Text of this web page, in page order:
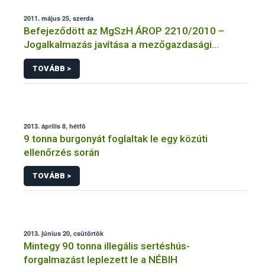
2011. május 25, szerda
Befejeződött az MgSzH ÁROP 2210/2010 –
Jogalkalmazás javítása a mezőgazdasági
szakigazgatásban című projekt
megvalósulásának első üteme
TOVÁBB >
2013. április 8, hétfő
9 tonna burgonyát foglaltak le egy közúti
ellenőrzés során
TOVÁBB >
2013. június 20, csütörtök
Mintegy 90 tonna illegális sertéshús-
forgalmazást leplezett le a NÉBIH